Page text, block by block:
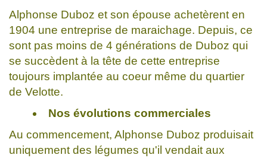
Alphonse Duboz et son épouse achetèrent en
1904 une entreprise de maraichage. Depuis, ce
sont pas moins de 4 générations de Duboz qui
se succèdent à la tête de cette entreprise
toujours implantée au coeur même du quartier
de Velotte.
Nos évolutions commerciales
Au commencement, Alphonse Duboz produisait
uniquement des légumes qu'il vendait aux